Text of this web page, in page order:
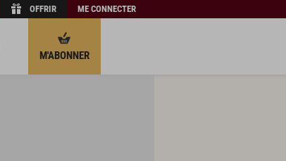
OFFRIR ME CONNECTER
M'ABONNER